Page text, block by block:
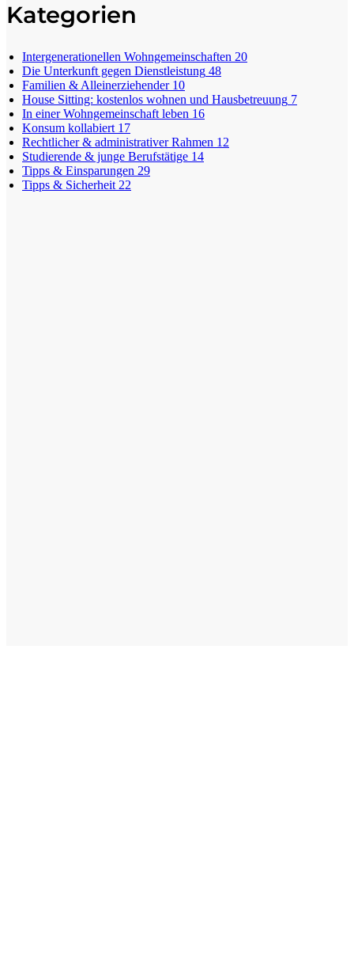
Kategorien
Intergenerationellen Wohngemeinschaften 20
Die Unterkunft gegen Dienstleistung 48
Familien & Alleinerziehender 10
House Sitting: kostenlos wohnen und Hausbetreuung 7
In einer Wohngemeinschaft leben 16
Konsum kollabiert 17
Rechtlicher & administrativer Rahmen 12
Studierende & junge Berufstätige 14
Tipps & Einsparungen 29
Tipps & Sicherheit 22